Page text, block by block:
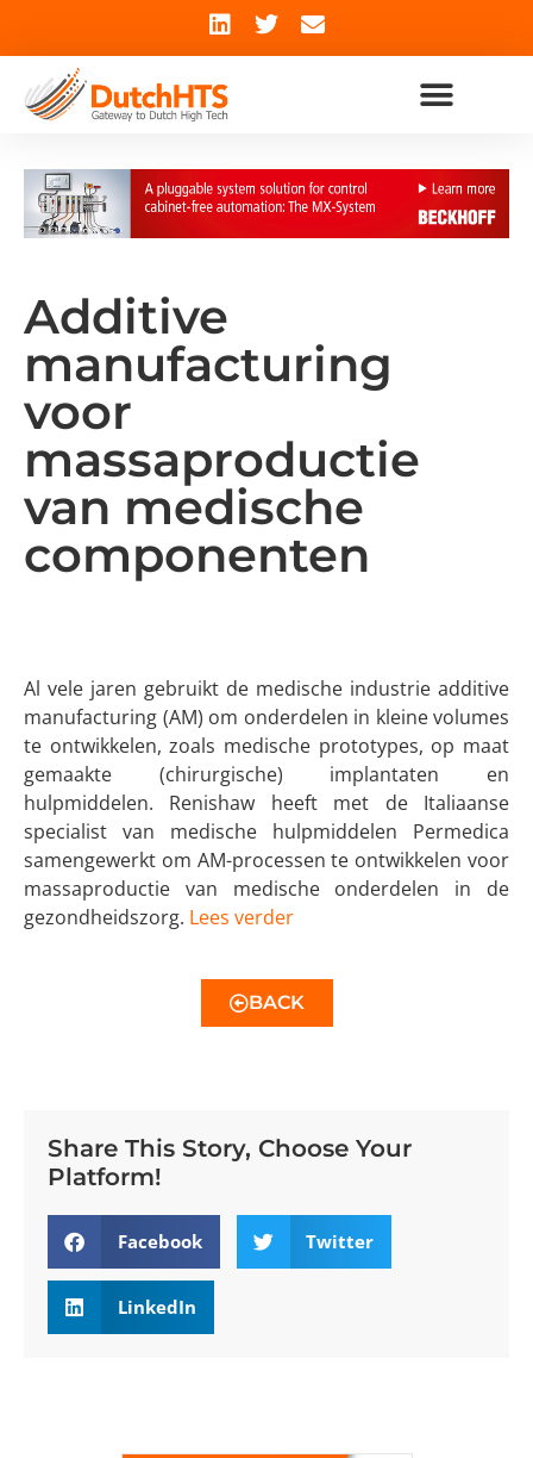
Additive
manufacturing
voor
massaproductie
van medische
componenten
Al vele jaren gebruikt de medische industrie additive
manufacturing (AM) om onderdelen in kleine volumes
te ontwikkelen, zoals medische prototypes, op maat
gemaakte (chirurgische) implantaten en
hulpmiddelen. Renishaw heeft met de Italiaanse
specialist van medische hulpmiddelen Permedica
samengewerkt om AM-processen te ontwikkelen voor
massaproductie van medische onderdelen in de
gezondheidszorg. Lees verder
BACK
Share This Story, Choose Your
Platform!
Facebook Twitter
LinkedIn